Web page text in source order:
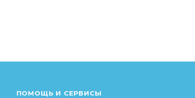
ПОМОЩЬ И СЕРВИСЫ